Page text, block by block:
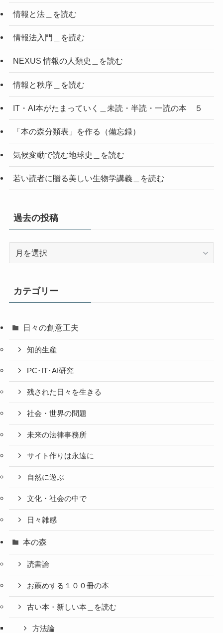
情報と法＿を読む
情報法入門＿を読む
NEXUS 情報の人類史＿を読む
情報と秩序＿を読む
IT・AI本がたまっていく＿未読・半読・一読の本 ５
「本の森分類表」を作る（備忘録）
気候変動で読む地球史＿を読む
若い読者に贈る美しい生物学講義＿を読む
過去の投稿
稿
カテゴリー
日々の創意工夫
知的生産
PC･IT･AI研究
残された日々を生きる
社会・世界の問題
未来の法律事務所
サイト作りは永遠に
自然に遊ぶ
文化・社会の中で
日々雑感
本の森
読書論
お薦めする１００冊の本
古い本・新しい本＿を読む
方法論